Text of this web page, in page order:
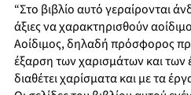
“Στο βιβλίο αυτό γεραίρονται
άξιες να χαρακτηρισθούν
Αοίδιμος, δηλαδή πρόσφορος
έξαρση των χαρισμάτων και των
διαθέτει χαρίσματα και με τα